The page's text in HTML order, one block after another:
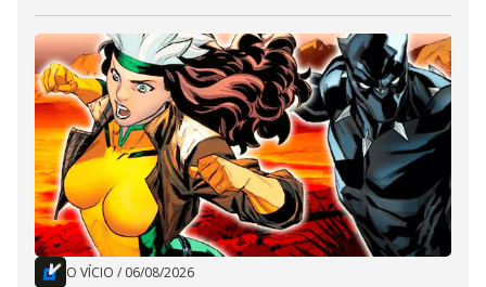
O VÍCIO / 06/08/2026